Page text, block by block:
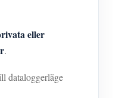
eller
.
dataloggerläge